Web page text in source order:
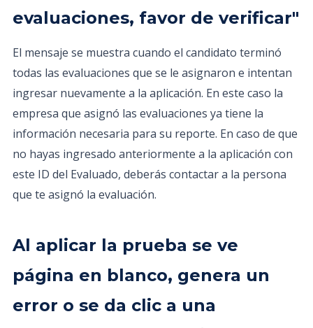
evaluaciones, favor de verificar"
El mensaje se muestra cuando el candidato terminó
todas las evaluaciones que se le asignaron e intentan
ingresar nuevamente a la aplicación. En este caso la
empresa que asignó las evaluaciones ya tiene la
información necesaria para su reporte. En caso de que
no hayas ingresado anteriormente a la aplicación con
este ID del Evaluado, deberás contactar a la persona
que te asignó la evaluación.
Al aplicar la prueba se ve
página en blanco, genera un
error o se da clic a una